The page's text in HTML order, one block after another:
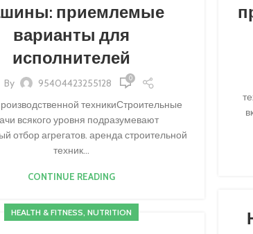
приемлемые
варианты для
исполнителей
By 95404423255128 0
техникиСтроительные
всякого уровня подразумевают
отбор агрегатов. аренда строительной
техник...
CONTINUE READING
HEALTH & FITNESS, NUTRITION